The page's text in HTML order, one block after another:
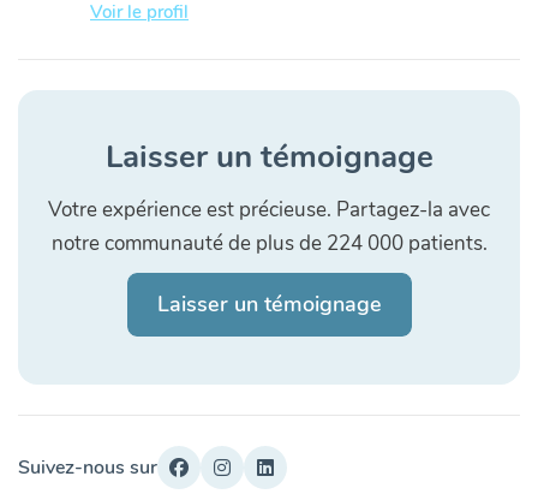
Voir le profil
Laisser un témoignage
Votre expérience est précieuse. Partagez-la avec
notre communauté de plus de 224 000 patients.
Laisser un témoignage
Suivez-nous sur